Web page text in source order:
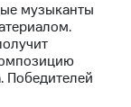
музыканты
Победителей